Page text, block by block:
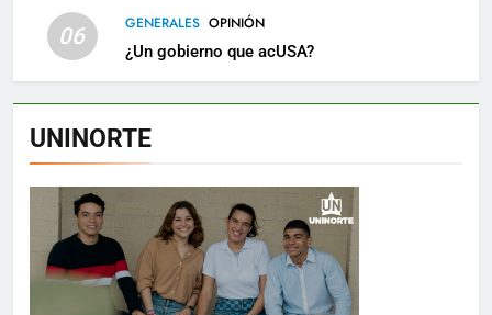
06 GENERALES OPINIÓN
¿Un gobierno que acUSA?
UNINORTE